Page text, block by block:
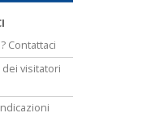
Contattaci
dei visitatori